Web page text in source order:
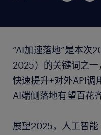
“AI加速落地”是本次
2025）的关键词之
快速提升+对外API调
AI端侧落地有望百花
展望2025，人工智